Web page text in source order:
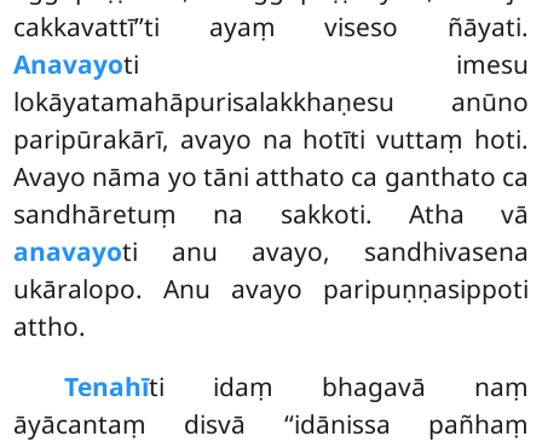
cakkavattī’’ti ayaṃ viseso ñāyati.
Anavayoti imesu
lokāyatamahāpurisalakkhaṇesu anūno
paripūrakārī, avayo na hotīti vuttaṃ hoti.
Avayo nāma yo tāni atthato ca ganthato ca
sandhāretuṃ na sakkoti. Atha vā
anavayoti anu avayo, sandhivasena
ukāralopo. Anu avayo paripuṇṇasippoti
attho.
Tenahīti idaṃ bhagavā naṃ
āyācantaṃ disvā ‘‘idānissa pañhaṃ